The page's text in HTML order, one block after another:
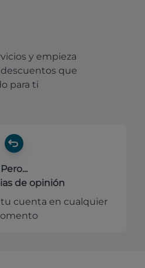
y empieza
que
para ti
Pero...
de opinión
cuenta en cualquier